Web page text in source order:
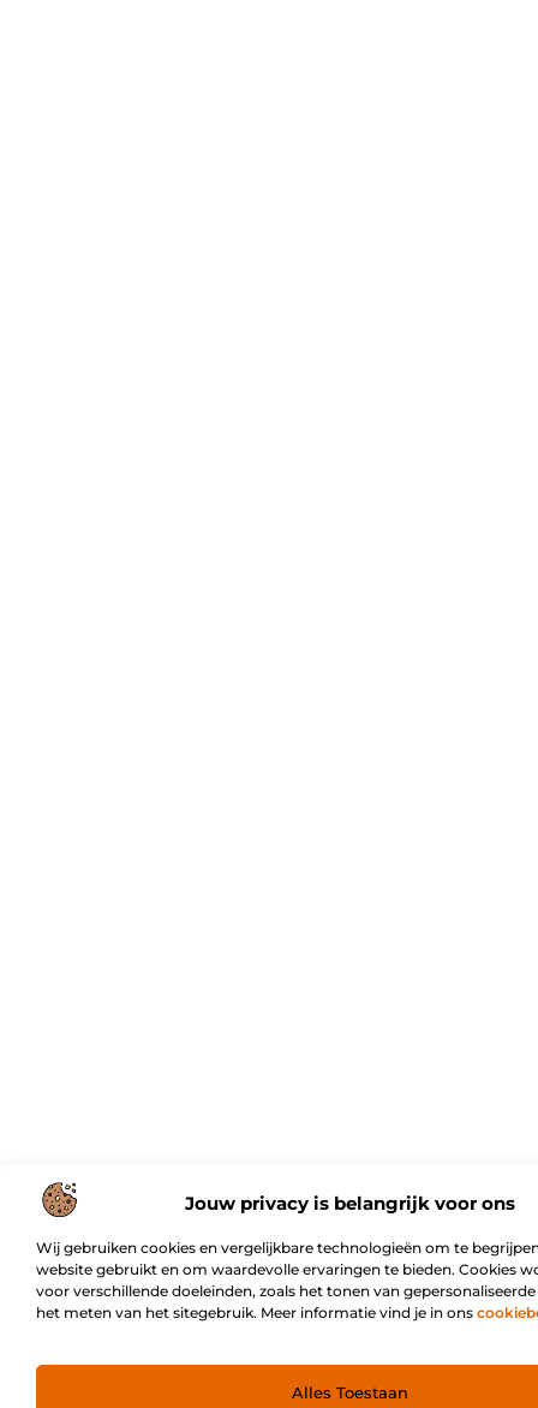
Jouw privacy is belangrijk voor ons
Wij gebruiken cookies en vergelijkbare technologieën om te
website gebruikt en om waardevolle ervaringen te bieden. Cookies
voor verschillende doeleinden, zoals het tonen van
het meten van het sitegebruik. Meer informatie vind je in ons
Alles Toestaan